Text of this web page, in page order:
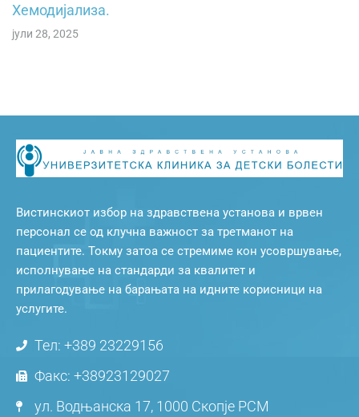
Хемодијализа.
јули 28, 2025
Вистинскиот избор на здравствена установа и врвен
персонал се од клучна важност за третманот на
пациентите. Токму затоа се стремиме кон усовршување,
исполнување на стандарди за квалитет и
прилагодување на барањата на идните корисници на
услугите.
Тел: +389 23229156
Факс: +38923129027
ул. Водњанска 17, 1000 Скопје РСМ